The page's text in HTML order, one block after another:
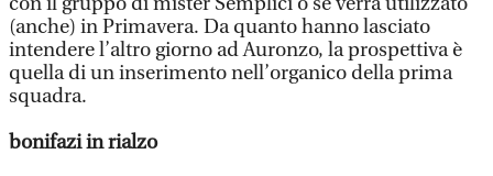
(anche) in Primavera. Da quanto hanno lasciato
intendere l’altro giorno ad Auronzo, la prospettiva è
quella di un inserimento nell’organico della prima
squadra.
bonifazi in rialzo